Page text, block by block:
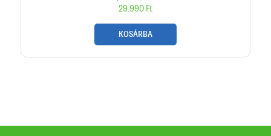
29.990 Ft
KOSÁRBA